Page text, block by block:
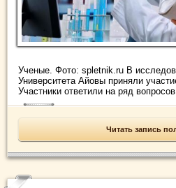
Ученые. Фото: spletnik.ru В
Университета Айовы приняли
Участники ответили на ряд вопросов
Читать запись